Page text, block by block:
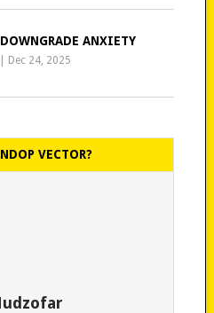
ANXIETY
Dec 24, 2025
VECTOR?